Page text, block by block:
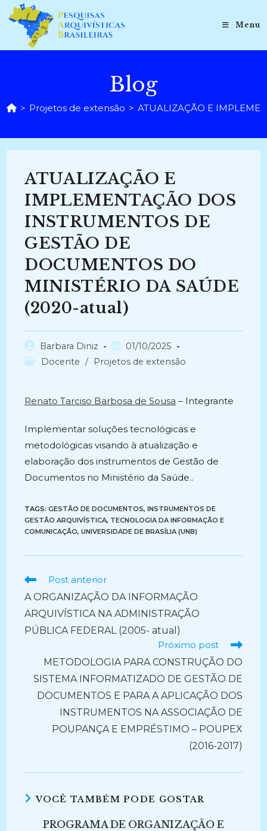
para
conteúdo
Menu
Blog
> Projetos de extensão > ATUALIZAÇÃO E
ATUALIZAÇÃO E
IMPLEMENTAÇÃO DOS
INSTRUMENTOS DE
GESTÃO DE
DOCUMENTOS DO
MINISTÉRIO DA SAÚDE
(2020-atual)
Autor
do
Barbara Diniz
Post
publicado:
01/10/2025
Categoria
Docente / Projetos de extensão
Renato Tarciso Barbosa de Sousa – Integrante
Implementar soluções tecnológicas e
metodológicas visando à atualização e
elaboração dos instrumentos de Gestão de
Documentos no Ministério da Saúde..
TAGS:GESTÃO DE DOCUMENTOS, INSTRUMENTOS DE
GESTÃO ARQUIVÍSTICA, TECNOLOGIA DA INFORMAÇÃO E
COMUNICAÇÃO, UNIVERSIDADE DE BRASÍLIA (UNB)
Ler
artigos
Post anterior
A ORGANIZAÇÃO DA INFORMAÇÃO
ARQUIVÍSTICA NA ADMINISTRAÇÃO
PÚBLICA FEDERAL (2005- atual)
Próximo post
METODOLOGIA PARA CONSTRUÇÃO DO
SISTEMA INFORMATIZADO DE GESTÃO DE
DOCUMENTOS E PARA A APLICAÇÃO DOS
INSTRUMENTOS NA ASSOCIAÇÃO DE
POUPANÇA E EMPRÉSTIMO – POUPEX
(2016-2017)
VOCÊ TAMBÉM PODE GOSTAR
PROGRAMA DE ORGANIZAÇÃO E